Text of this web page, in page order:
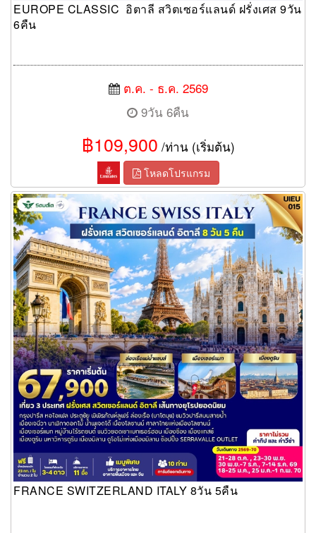
EUROPE CLASSIC อิตาลี สวิตเซอร์แลนด์ ฝรั่งเศส 9วัน
6คืน
ต.ค. - ธ.ค. 2569
9วัน 6คืน
฿109,900 /ท่าน (เริ่มต้น)
โหลดโปรแกรม
FRANCE SWITZERLAND ITALY 8วัน 5คืน
FRANCE SWITZERLAND ITALY 8วัน 5คืน